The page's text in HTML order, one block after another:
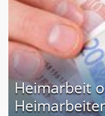
Heimarbeit